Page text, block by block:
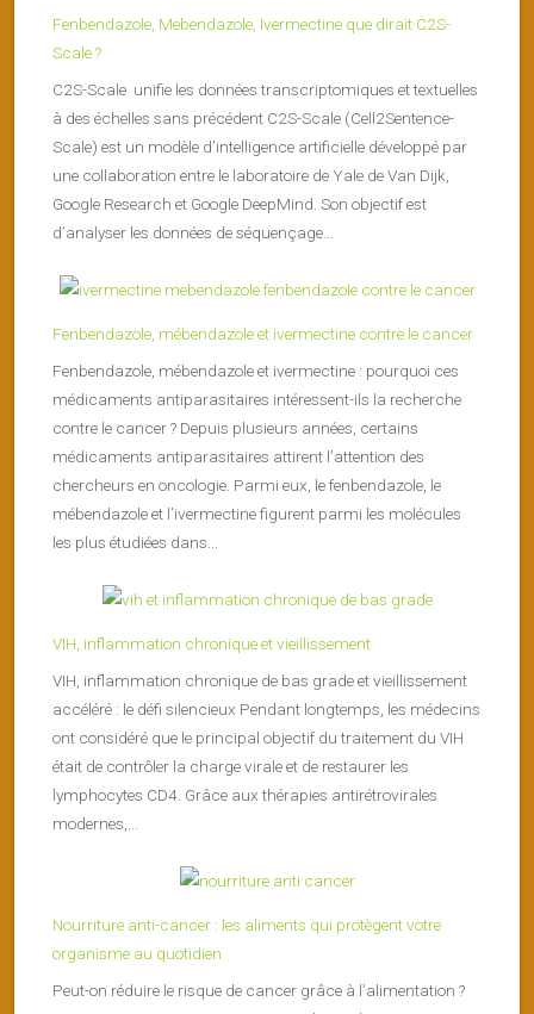
Fenbendazole, Mebendazole, Ivermectine que dirait C2S-
Scale ?
C2S-Scale unifie les données transcriptomiques et textuelles
à des échelles sans précédent C2S-Scale (Cell2Sentence-
Scale) est un modèle d’intelligence artificielle développé par
une collaboration entre le laboratoire de Yale de Van Dijk,
Google Research et Google DeepMind. Son objectif est
d’analyser les données de séquençage...
Fenbendazole, mébendazole et ivermectine contre le cancer
Fenbendazole, mébendazole et ivermectine : pourquoi ces
médicaments antiparasitaires intéressent-ils la recherche
contre le cancer ? Depuis plusieurs années, certains
médicaments antiparasitaires attirent l’attention des
chercheurs en oncologie. Parmi eux, le fenbendazole, le
mébendazole et l’ivermectine figurent parmi les molécules
les plus étudiées dans...
VIH, inflammation chronique et vieillissement
VIH, inflammation chronique de bas grade et vieillissement
accéléré : le défi silencieux Pendant longtemps, les médecins
ont considéré que le principal objectif du traitement du VIH
était de contrôler la charge virale et de restaurer les
lymphocytes CD4. Grâce aux thérapies antirétrovirales
modernes,...
Nourriture anti-cancer : les aliments qui protègent votre
organisme au quotidien
Peut-on réduire le risque de cancer grâce à l’alimentation ?